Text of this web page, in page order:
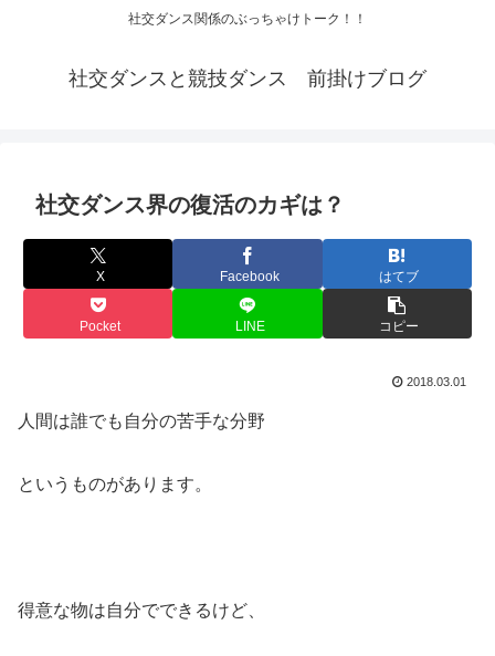
社交ダンス関係のぶっちゃけトーク！！
社交ダンスと競技ダンス 前掛けブログ
社交ダンス界の復活のカギは？
X Facebook はてブ
Pocket LINE コピー
2018.03.01
人間は誰でも自分の苦手な分野
というものがあります。
得意な物は自分でできるけど、